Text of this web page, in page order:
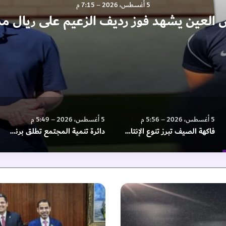
5 أغسطس، 2026 – 7:15 م
العين يشهد فوز رديف الزعيم على ريال
5 أغسطس، 2026 – 5:56 م
فاكهة الصيف تبرز تنوع الإنتاج الزراعي في «الوثبة للرطب»
5 أغسطس، 2026 – 5:49 م
دائرة تنمية المجتمع تطلق برنامج “قدوتي”
ع
ل
ي
ا